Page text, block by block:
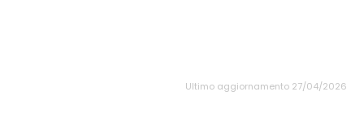
Ultimo aggiornamento 27/04/2026